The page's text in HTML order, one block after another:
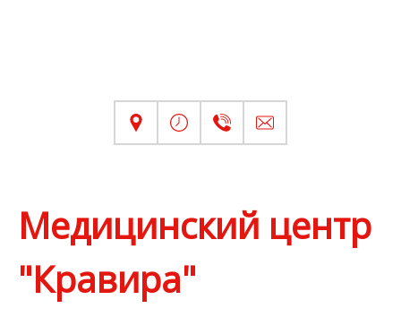
Медицинский центр
"Кравира"